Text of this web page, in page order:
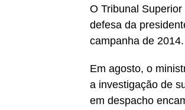
O Tribunal
defesa da
campanha de
Em agosto, o
a investigação de
em despacho